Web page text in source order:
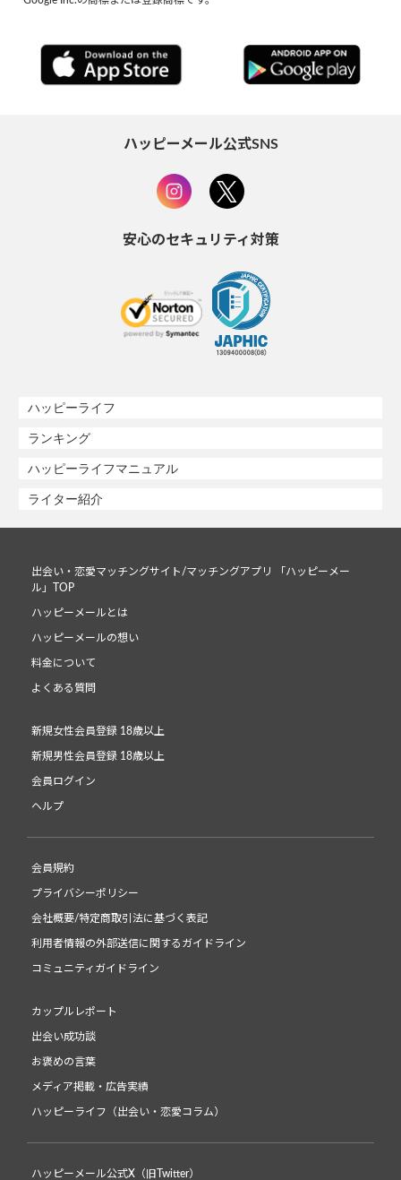
ハッピーメール公式SNS
安心のセキュリティ対策
ハッピーライフ
ランキング
ハッピーライフマニュアル
ライター紹介
出会い・恋愛マッチングサイト/マッチングアプリ 「ハッピーメー
ル」TOP
ハッピーメールとは
ハッピーメールの想い
料金について
よくある質問
新規女性会員登録 18歳以上
新規男性会員登録 18歳以上
会員ログイン
ヘルプ
会員規約
プライバシーポリシー
会社概要/特定商取引法に基づく表記
利用者情報の外部送信に関するガイドライン
コミュニティガイドライン
カップルレポート
出会い成功談
お褒めの言葉
メディア掲載・広告実績
ハッピーライフ（出会い・恋愛コラム）
ハッピーメール公式X（旧Twitter）